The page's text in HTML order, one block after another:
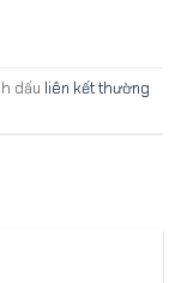
dấu liên kết thường